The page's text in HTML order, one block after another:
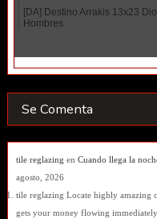
Se Comenta
tile reglazing en Cuando llega la
agosto, 2026
tile reglazing Locate highly amazing
gets your money flowing